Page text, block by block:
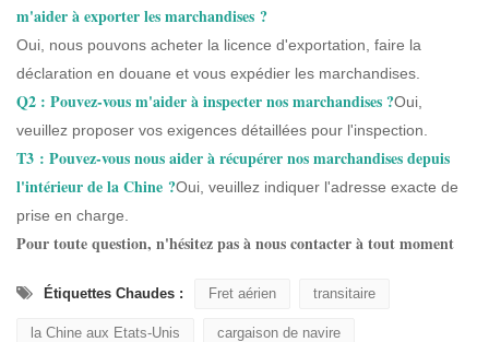
m'aider à exporter les marchandises ?
Oui, nous pouvons acheter la licence d'exportation, faire la
déclaration en douane et vous expédier les marchandises.
Q2 : Pouvez-vous m'aider à inspecter nos marchandises ?Oui,
veuillez proposer vos exigences détaillées pour l'inspection.
T3 : Pouvez-vous nous aider à récupérer nos marchandises depuis
l'intérieur de la Chine ?Oui, veuillez indiquer l'adresse exacte de
prise en charge.
Pour toute question, n'hésitez pas à nous contacter à tout moment
Étiquettes Chaudes : Fret aérien transitaire
la Chine aux Etats-Unis cargaison de navire